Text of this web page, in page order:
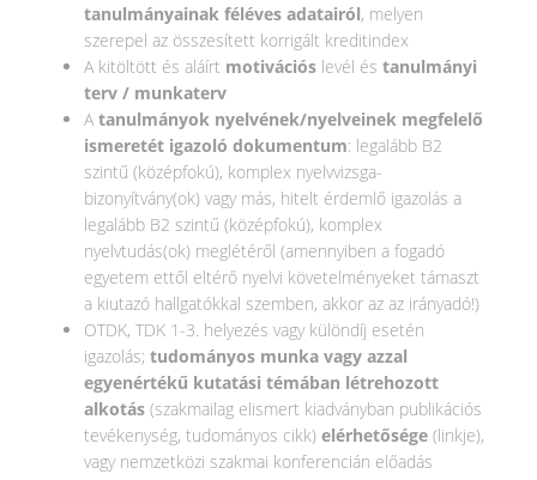
tanulmányainak féléves adatairól, melyen
szerepel az összesített korrigált kreditindex
A kitöltött és aláírt motivációs levél és tanulmányi
terv / munkaterv
A tanulmányok nyelvének/nyelveinek megfelelő
ismeretét igazoló dokumentum: legalább B2
szintű (középfokú), komplex nyelvvizsga-
bizonyítvány(ok) vagy más, hitelt érdemlő igazolás a
legalább B2 szintű (középfokú), komplex
nyelvtudás(ok) meglétéről (amennyiben a fogadó
egyetem ettől eltérő nyelvi követelményeket támaszt
a kiutazó hallgatókkal szemben, akkor az az irányadó!)
OTDK, TDK 1-3. helyezés vagy különdíj esetén
igazolás; tudományos munka vagy azzal
egyenértékű kutatási témában létrehozott
alkotás (szakmailag elismert kiadványban publikációs
tevékenység, tudományos cikk) elérhetősége (linkje),
vagy nemzetközi szakmai konferencián előadás